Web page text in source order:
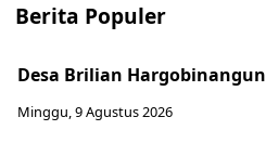
Berita Populer
Desa Brilian
Minggu, 9 Agustus 2026